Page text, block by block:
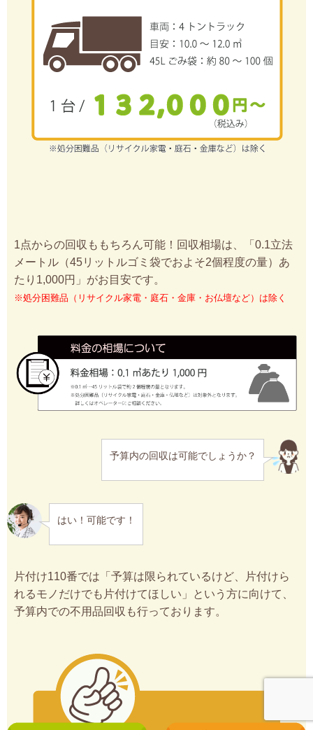
1点からの回収ももちろん可能！回収相場は、「0.1立法
メートル（45リットルゴミ袋でおよそ2個程度の量）あ
たり1,000円」がお目安です。
※処分困難品（リサイクル家電・庭石・金庫・お仏壇など）は除く
予算内の回収は可能でしょうか？
はい！可能です！
片付け110番では「予算は限られているけど、片付けら
れるモノだけでも片付けてほしい」という方に向けて、
予算内での不用品回収も行っております。